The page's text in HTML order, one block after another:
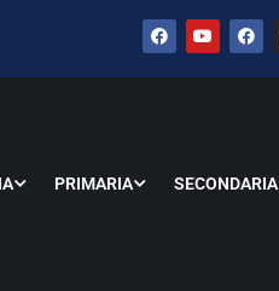
PRIMARIA SECONDARIA